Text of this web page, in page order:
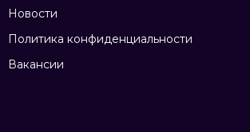
Новости
Политика конфиденциальности
Вакансии